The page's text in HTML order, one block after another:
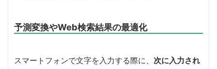
予測変換やWeb検索結果の最適化
スマートフォンで文字を入力する際に、 次に入力され